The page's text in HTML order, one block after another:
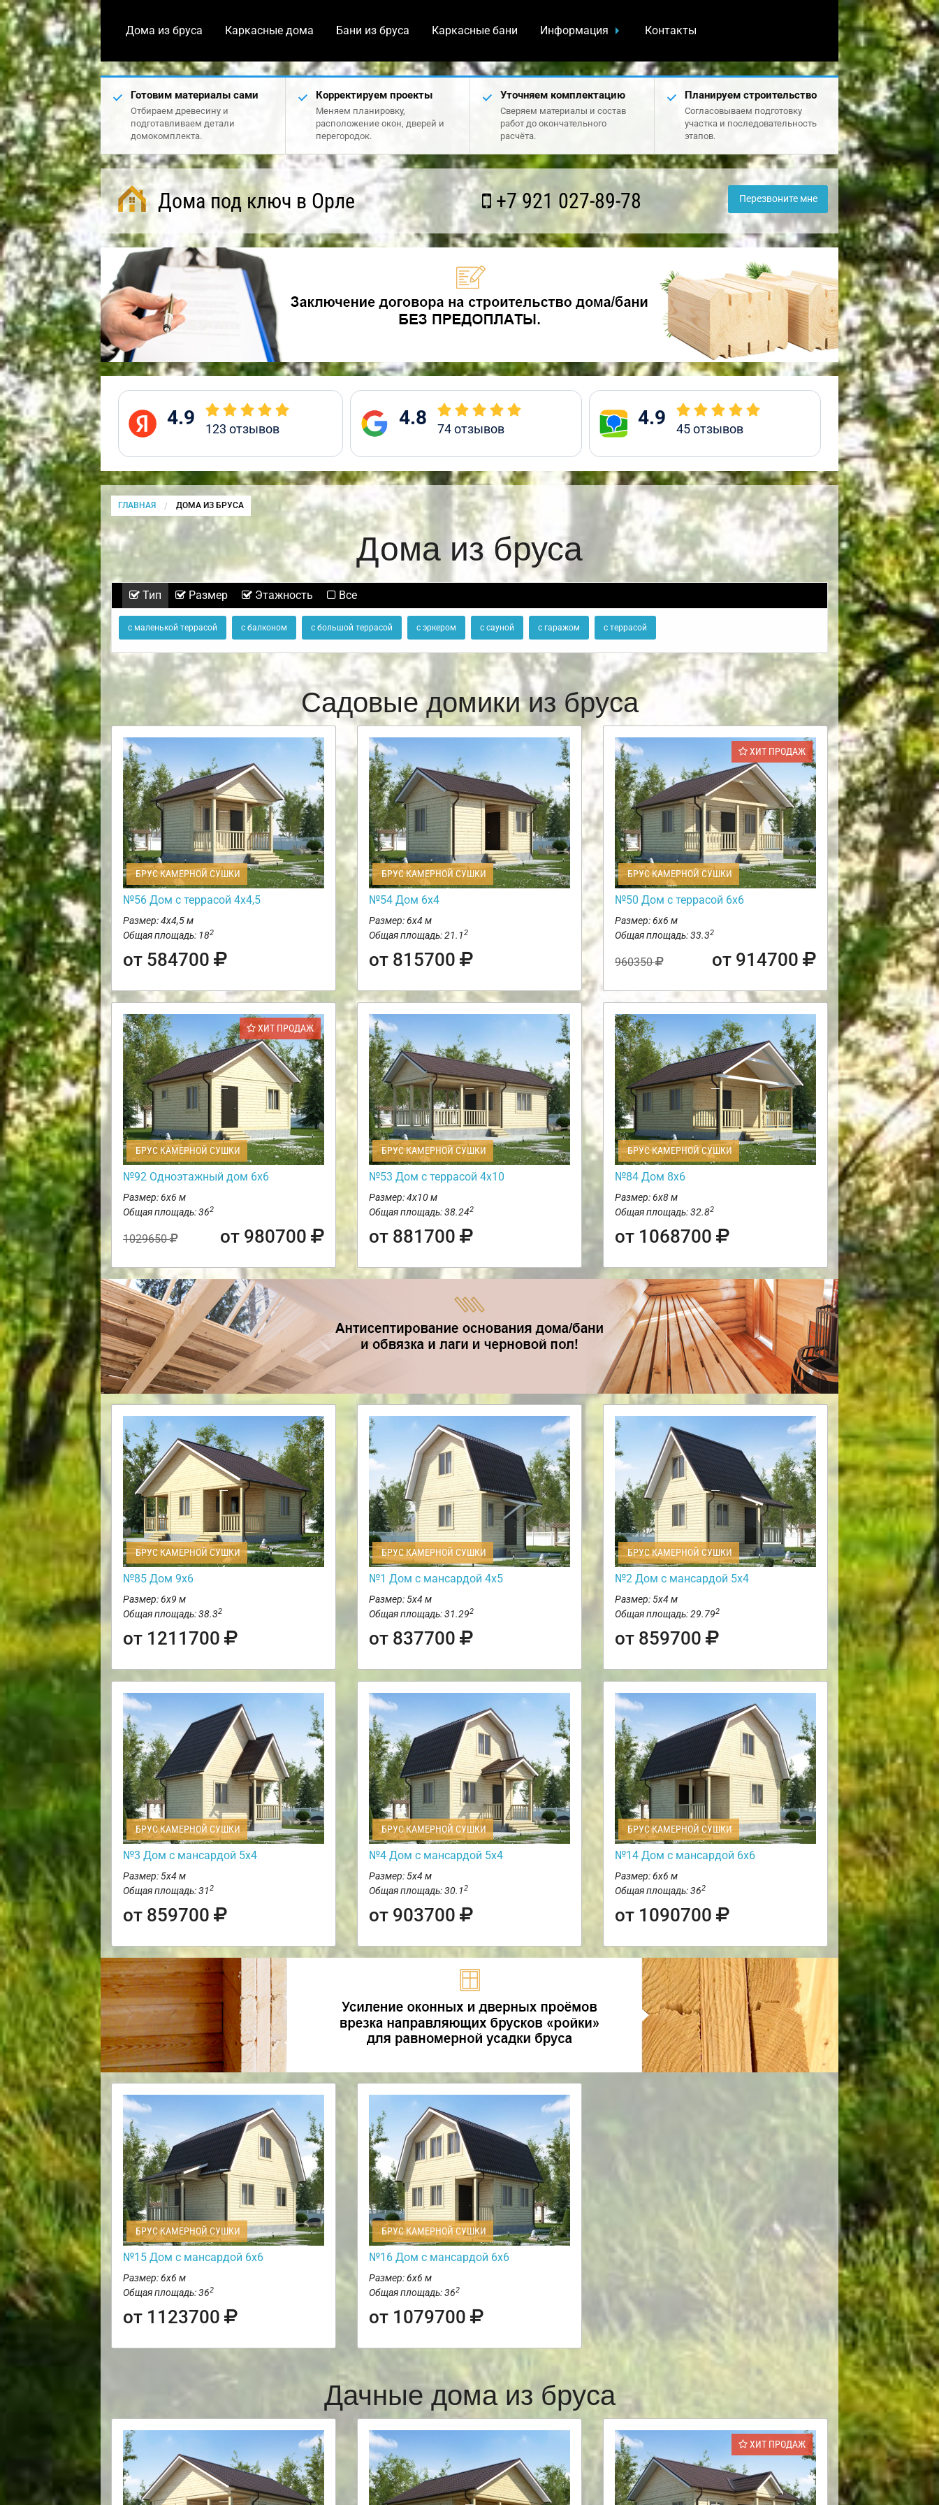
Дома из бруса Каркасные дома Бани из бруса Каркасные бани Информация Контакты
Готовим материалы сами
Отбираем древесину и
подготавливаем детали
домокомплекта.
Корректируем проекты
Меняем планировку,
расположение окон, дверей и
перегородок.
Уточняем комплектацию
Сверяем материалы и состав
работ до окончательного
расчёта.
Планируем строительство
Согласовываем подготовку
участка и последовательность
этапов.
Дома под ключ в Орле +7 921 027-89-78 Перезвоните мне
4.9 123 отзывов 4.8 74отзывов 4.9 45отзывов
ГЛАВНАЯ CURRENT:
ДОМА ИЗ БРУСА
Дома из бруса
Тип Размер Этажность Все
с маленькой террасой с балконом с большой террасой с эркером с сауной с гаражом с террасой
Садовые домики из бруса
БРУС КАМЕРНОЙ СУШКИ
№56 Дом с террасой 4х4,5
Размер: 4х4,5 м
Общая площадь: 182
от 584700
БРУС КАМЕРНОЙ СУШКИ
№54 Дом 6х4
Размер: 6х4 м
Общая площадь: 21.12
от 815700
ХИТ ПРОДАЖ
БРУС КАМЕРНОЙ СУШКИ
№50 Дом с террасой 6х6
Размер: 6х6 м
Общая площадь: 33.32
960350 от 914700
ХИТ ПРОДАЖ
БРУС КАМЕРНОЙ СУШКИ
№92 Одноэтажный дом 6х6
Размер: 6х6 м
Общая площадь: 362
1029650 от 980700
БРУС КАМЕРНОЙ СУШКИ
№53 Дом с террасой 4х10
Размер: 4х10 м
Общая площадь: 38.242
от 881700
БРУС КАМЕРНОЙ СУШКИ
№84 Дом 8х6
Размер: 6х8 м
Общая площадь: 32.82
от 1068700
БРУС КАМЕРНОЙ СУШКИ
№85 Дом 9х6
Размер: 6х9 м
Общая площадь: 38.32
от 1211700
БРУС КАМЕРНОЙ СУШКИ
№1 Дом с мансардой 4х5
Размер: 5х4 м
Общая площадь: 31.292
от 837700
БРУС КАМЕРНОЙ СУШКИ
№2 Дом с мансардой 5х4
Размер: 5х4 м
Общая площадь: 29.792
от 859700
БРУС КАМЕРНОЙ СУШКИ
№3 Дом с мансардой 5х4
Размер: 5х4 м
Общая площадь: 312
от 859700
БРУС КАМЕРНОЙ СУШКИ
№4 Дом с мансардой 5х4
Размер: 5х4 м
Общая площадь: 30.12
от 903700
БРУС КАМЕРНОЙ СУШКИ
№14 Дом с мансардой 6х6
Размер: 6х6 м
Общая площадь: 362
от 1090700
БРУС КАМЕРНОЙ СУШКИ
№15 Дом с мансардой 6х6
Размер: 6х6 м
Общая площадь: 362
от 1123700
БРУС КАМЕРНОЙ СУШКИ
№16 Дом с мансардой 6х6
Размер: 6х6 м
Общая площадь: 362
от 1079700
Дачные дома из бруса
ХИТ ПРОДАЖ